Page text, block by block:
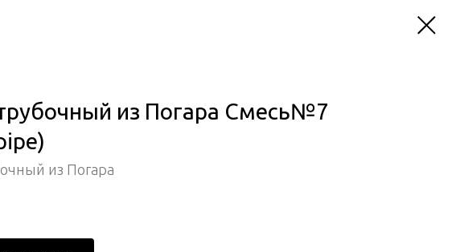
из Погара Смесь№7
из Погара